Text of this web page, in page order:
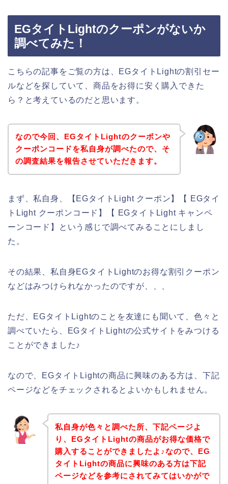
EGタイトLightのクーポンがないか
調べてみた！
こちらの記事をご覧の方は、EGタイトLightの割引セー
ルなどを探していて、商品をお得に安く購入できた
ら？と考えているのだと思います。
なので今回、EGタイトLightのクーポンや
クーポンコードを私自身が調べたので、そ
の調査結果を報告させていただきます。
まず、私自身、【EGタイトLight クーポン】【 EGタイ
トLight クーポンコード】【 EGタイトLight キャンペ
ーンコード】という感じで調べてみることにしまし
た。
その結果、私自身EGタイトLightのお得な割引クーポン
などはみつけられなかったのですが、、、
ただ、EGタイトLightのことを友達にも聞いて、色々と
調べていたら、EGタイトLightの公式サイトをみつける
ことができました♪
なので、EGタイトLightの商品に興味のある方は、下記
ページなどをチェックされるとよいかもしれません。
私自身が色々と調べた所、下記ページよ
り、EGタイトLightの商品がお得な価格で
購入することができましたよ♪なので、EG
タイトLightの商品に興味のある方は下記
ページなどを参考にされてみてはいかがで